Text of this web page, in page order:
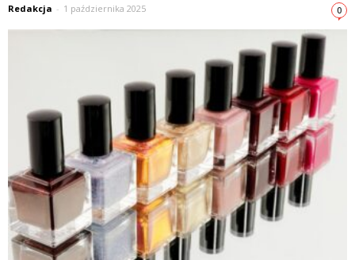
Redakcja - 1 października 2025 0